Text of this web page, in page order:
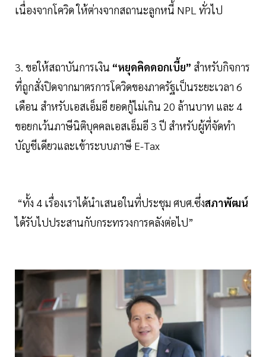
เนื่องจากโควิด ให้ต่างจากสถานะลูกหนี้ NPL ทั่วไป
3. ขอให้สถาบันการเงิน “หยุดคิดดอกเบี้ย” สำหรับกิจการ
ที่ถูกสั่งปิดจากมาตรการโควิดของภาครัฐเป็นระยะเวลา 6
เดือน สำหรับเอสเอ็มอี ยอดกู้ไม่เกิน 20 ล้านบาท และ 4
ขอยกเว้นภาษีนิติบุคคลเอสเอ็มอี 3 ปี สำหรับผู้ที่จัดทำ
บัญชีเดียวและเข้าระบบภาษี E-Tax
“ทั้ง 4 เรื่องเราได้นำเสนอในที่ประชุม ศบศ.ซึ่งสภาพัฒน์
ได้รับไปประสานกับกระทรวงการคลังต่อไป”